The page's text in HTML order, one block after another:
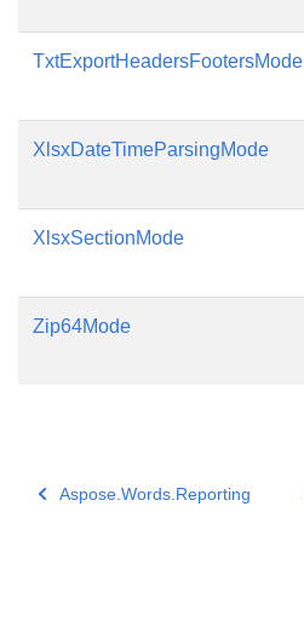
TxtExportHeadersFootersMode
XlsxDateTimeParsingMode
XlsxSectionMode
Zip64Mode
Aspose.Words.Reporting